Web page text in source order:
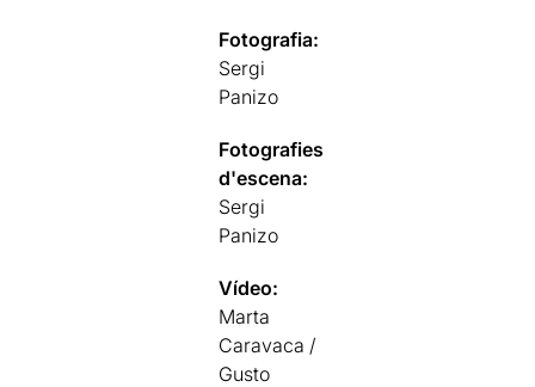
Fotografia:
Sergi
Panizo
Fotografies
d'escena:
Sergi
Panizo
Vídeo:
Marta
Caravaca /
Gusto